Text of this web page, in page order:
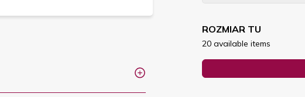
ROZMIAR TU
20 available items